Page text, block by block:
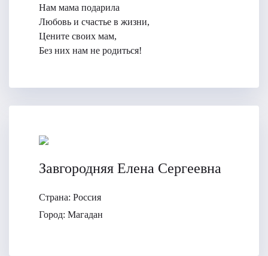
Нам мама подарила
Любовь и счастье в жизни,
Цените своих мам,
Без них нам не родиться!
Завгородняя Елена Сергеевна
Страна: Россия
Город: Магадан